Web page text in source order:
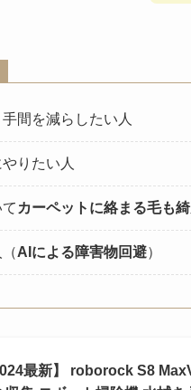
間を減らしたい人
やりたい人
カーペットに絡まる毛も
AIによる障害物回避）
最新】 roborock S8